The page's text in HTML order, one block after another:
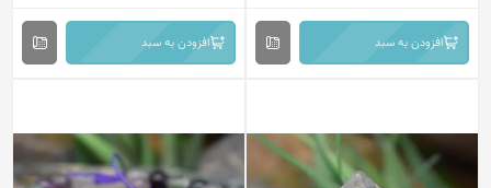
افزودن به سبد افزودن به سبد